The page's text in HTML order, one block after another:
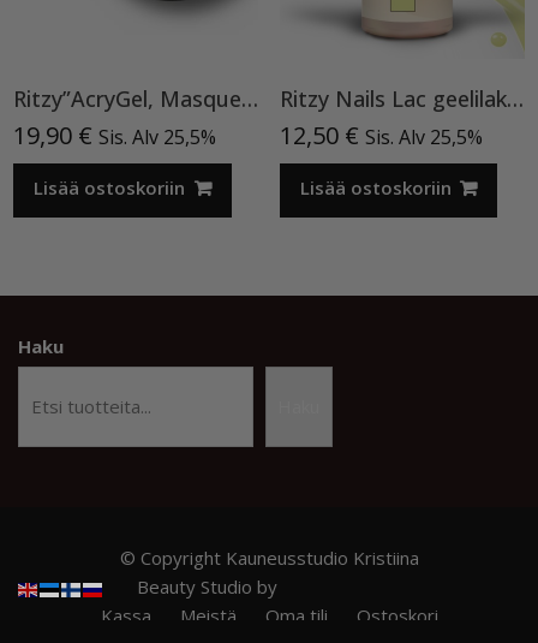
Ritzy”AcryGel, Masque Pink”15ml TPO-VAPAA
19,90 € Sis. Alv 25,5%
Lisää ostoskoriin
Ritzy Nails Lac geelilakka ”Neon Yellow”119 , 9ml TPO vapaa
12,50 € Sis. Alv 25,5%
Lisää ostoskoriin
Haku
© Copyright Kauneusstudio Kristiina
Beauty Studio by
Kassa
Meistä Oma tili
Ostoskori